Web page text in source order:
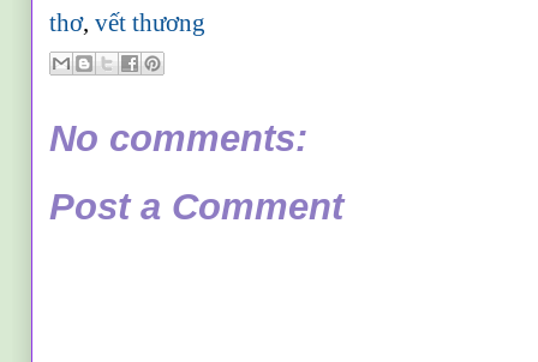
thơ,vết thương
No comments:
Post a Comment